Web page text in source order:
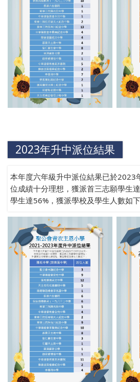
2023年升中派位結果
本年度六年級升中派位結果已於2023
位成績十分理想，獲派首三志願學生
學生達56%，獲派學校及學生人數如下